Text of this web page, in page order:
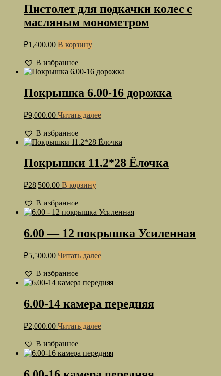
Пистолет для подкачки колес с
масляным монометром
₽1,400.00 В корзину
В избранное
Покрышка 6.00-16 дорожка
₽9,000.00 Читать далее
В избранное
Покрышки 11.2*28 Ёлочка
₽28,500.00 В корзину
В избранное
6.00 — 12 покрышка Усиленная
₽5,500.00 Читать далее
В избранное
6.00-14 камера передняя
₽2,000.00 Читать далее
В избранное